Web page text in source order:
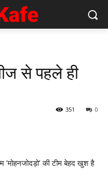
से पहले ही
0
351
‘मोहनजोदड़ो’ की टीम बेहद खुश है